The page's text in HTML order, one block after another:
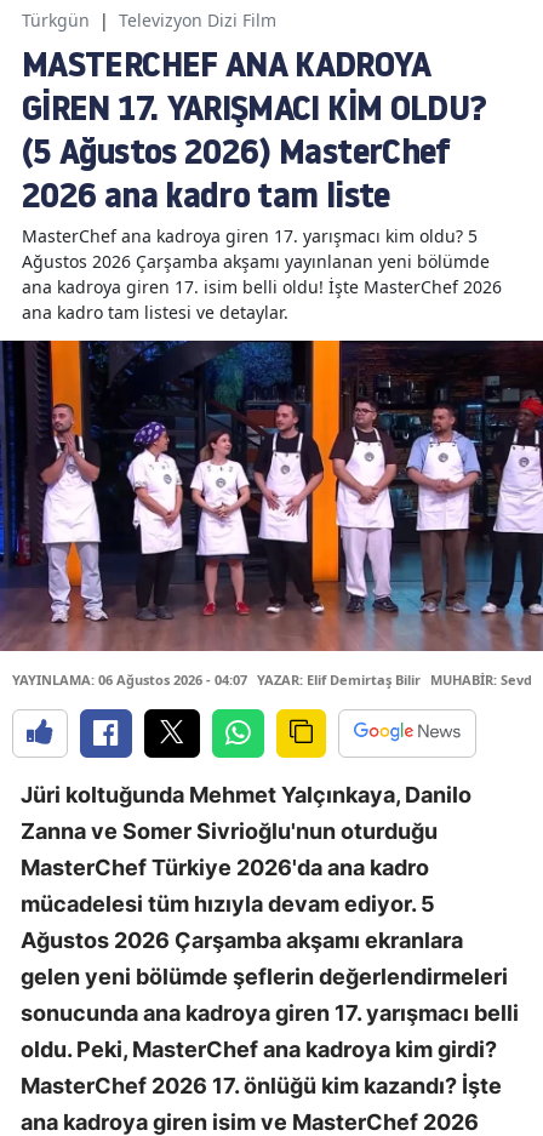
Türkgün | Televizyon Dizi Film
MASTERCHEF ANA KADROYA
GİREN 17. YARIŞMACI KİM OLDU?
(5 Ağustos 2026) MasterChef
2026 ana kadro tam liste
MasterChef ana kadroya giren 17. yarışmacı kim oldu? 5
Ağustos 2026 Çarşamba akşamı yayınlanan yeni bölümde
ana kadroya giren 17. isim belli oldu! İşte MasterChef 2026
ana kadro tam listesi ve detaylar.
YAYINLAMA: 06 Ağustos 2026 - 04:07 YAZAR: Elif Demirtaş Bilir MUHABİR: Sevda
Jüri koltuğunda Mehmet Yalçınkaya, Danilo
Zanna ve Somer Sivrioğlu'nun oturduğu
MasterChef Türkiye 2026'da ana kadro
mücadelesi tüm hızıyla devam ediyor. 5
Ağustos 2026 Çarşamba akşamı ekranlara
gelen yeni bölümde şeflerin değerlendirmeleri
sonucunda ana kadroya giren 17. yarışmacı belli
oldu. Peki, MasterChef ana kadroya kim girdi?
MasterChef 2026 17. önlüğü kim kazandı? İşte
ana kadroya giren isim ve MasterChef 2026